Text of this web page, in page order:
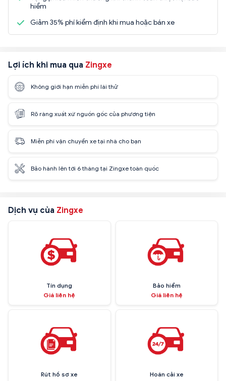
hiểm
Giảm 35% phí kiểm định khi mua hoặc bán xe
Lợi ích khi mua qua Zingxe
Không giới hạn miễn phí lái thử
Rõ ràng xuất xứ nguồn gốc của phương tiện
Miễn phí vận chuyển xe tại nhà cho bạn
Bảo hành lên tới 6 tháng tại Zingxe toàn quốc
Dịch vụ của Zingxe
Tín dụng
Giá liên hệ
Bảo hiểm
Giá liên hệ
Rút hồ sơ xe
Hoán cải xe